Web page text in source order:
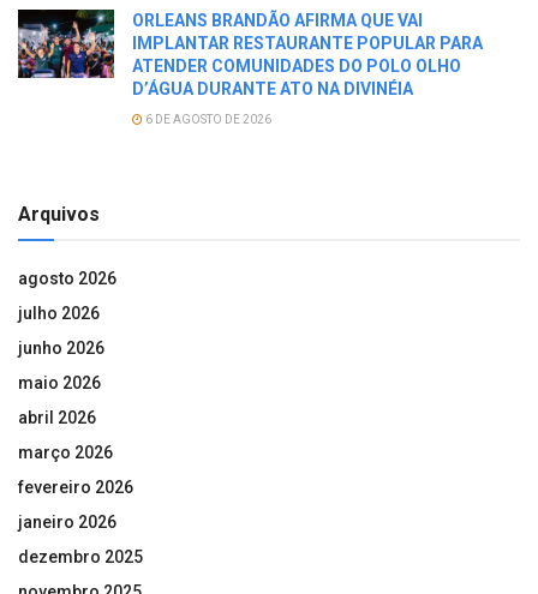
ORLEANS BRANDÃO AFIRMA QUE VAI
IMPLANTAR RESTAURANTE POPULAR PARA
ATENDER COMUNIDADES DO POLO OLHO
D’ÁGUA DURANTE ATO NA DIVINÉIA
6 DE AGOSTO DE 2026
Arquivos
agosto 2026
julho 2026
junho 2026
maio 2026
abril 2026
março 2026
fevereiro 2026
janeiro 2026
dezembro 2025